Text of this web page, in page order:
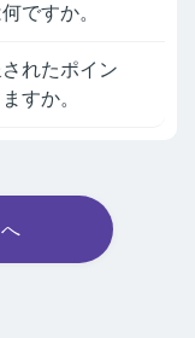
ですか。
れたポイン
すか。